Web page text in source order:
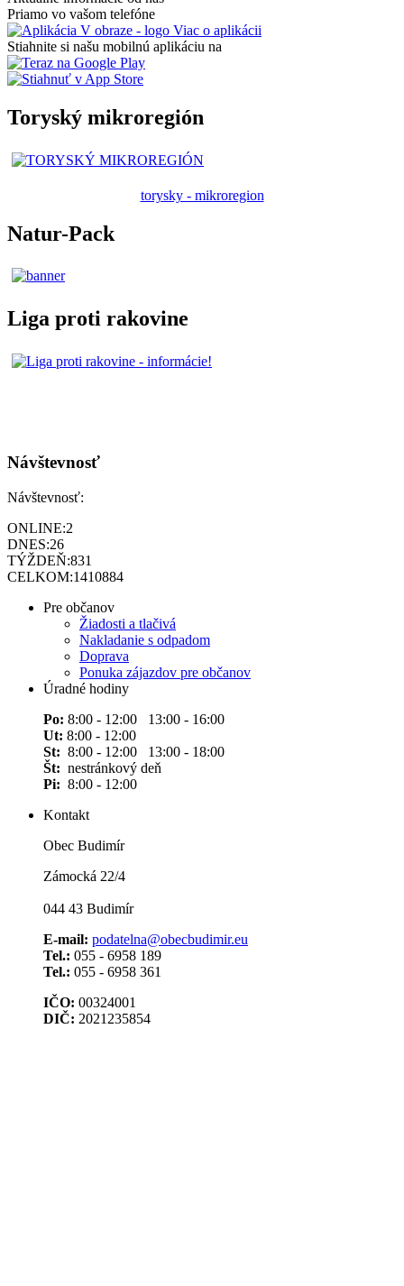
Priamo vo vašom telefóne
Viac o aplikácii
Stiahnite si našu mobilnú aplikáciu na
Toryský mikroregión
torysky - mikroregion
Natur-Pack
Liga proti rakovine
Návštevnosť
Návštevnosť:
ONLINE:2
DNES:26
TÝŽDEŇ:831
CELKOM:1410884
Pre občanov
Žiadosti a tlačivá
Nakladanie s odpadom
Doprava
Ponuka zájazdov pre občanov
Úradné hodiny
Po: 8:00 - 12:00 13:00 - 16:00
Ut: 8:00 - 12:00
St: 8:00 - 12:00 13:00 - 18:00
Št: nestránkový deň
Pi: 8:00 - 12:00
Kontakt
Obec Budimír
Zámocká 22/4
044 43 Budimír
E-mail: podatelna@obecbudimir.eu
Tel.: 055 - 6958 189
Tel.: 055 - 6958 361
IČO: 00324001
DIČ: 2021235854